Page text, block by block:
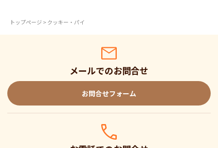
トップページ > クッキー・パイ
メールでのお問合せ
お問合せフォーム